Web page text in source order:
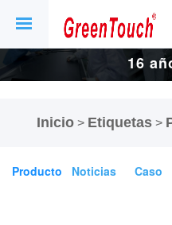
16
Inicio > Etiquetas >
Producto Noticias Caso